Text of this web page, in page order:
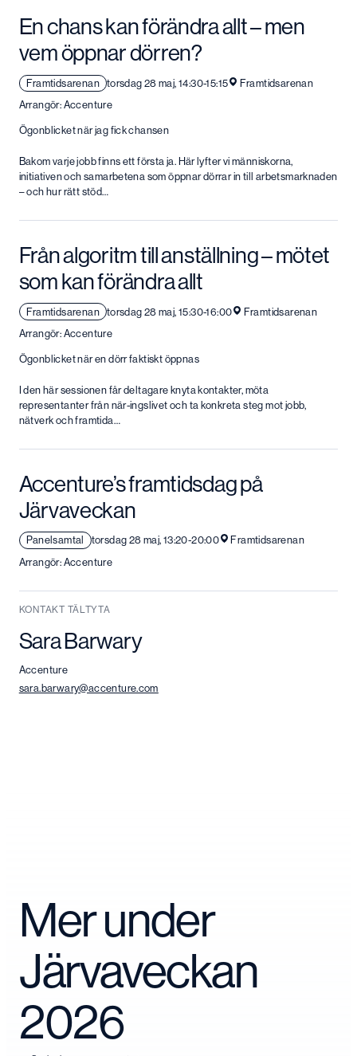
KONTAKT TÄLTYTA
Sara Barwary
Accenture
sara.barwary@accenture.com
En chans kan förändra allt – men
vem öppnar dörren?
Framtidsarenan torsdag 28 maj, 14:30-15:15
Framtidsarenan
Arrangör: Accenture
Ögonblicket när jag fick chansen
Bakom varje jobb finns ett första ja. Här lyfter vi människorna,
initiativen och samarbetena som öppnar dörrar in till arbetsmarknaden
– och hur rätt stöd…
Från algoritm till anställning – mötet
som kan förändra allt
Framtidsarenan torsdag 28 maj, 15:30-16:00
Framtidsarenan
Arrangör: Accenture
Ögonblicket när en dörr faktiskt öppnas
I den här sessionen får deltagare knyta kontakter, möta
representanter från när-ingslivet och ta konkreta steg mot jobb,
nätverk och framtida…
Accenture’s framtidsdag på
Järvaveckan
Panelsamtal torsdag 28 maj, 13:20-20:00
Framtidsarenan
Arrangör: Accenture
Mer under
Järvaveckan
2026